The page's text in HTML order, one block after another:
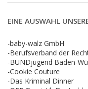
EINE AUSWAHL
-baby-walz GmbH
-Berufsverband der
-BUNDjugend Baden-
-Cookie Couture
-Das Kriminal Dinner